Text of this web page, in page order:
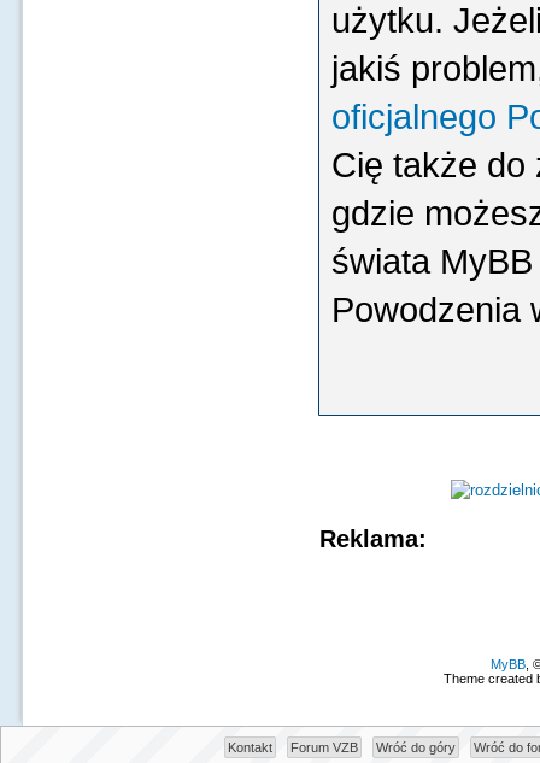
użytku.
jakiś
oficjalnego
Cię także
gdzie
świata
Powodzenia
Reklama:
MyBB,
Theme created
Kontakt Forum VZB Wróć do góry Wróć do